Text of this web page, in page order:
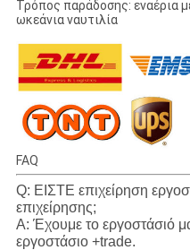
Τρόπος παράδοσης: εναέρια
ωκεάνια ναυτιλία
FAQ
Q: ΕΙΣΤΕ επιχείρηση
επιχείρησης;
Α: Έχουμε το εργοστάσιό
εργοστάσιο +trade.